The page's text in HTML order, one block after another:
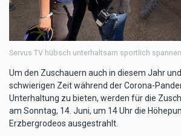
Servus TV hübsch unterhaltsam sportlich
Um den Zuschauern auch in diesem Jahr
schwierigen Zeit während der Corona-
Unterhaltung zu bieten, werden für die
am Sonntag, 14. Juni, um 14 Uhr die
Erzbergrodeos ausgestrahlt.